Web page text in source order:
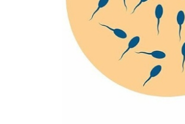
Mề Đay Đỗ Minh - Đánh Bay Mẩn